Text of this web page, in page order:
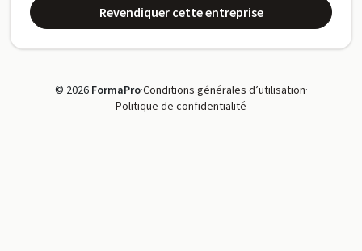
Revendiquer cette entreprise
© 2026 FormaPro·Conditions générales d’utilisation·
Politique de confidentialité